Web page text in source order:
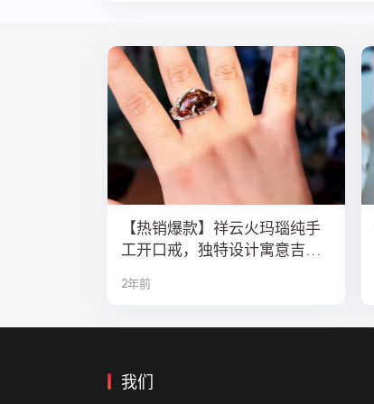
【热销爆款】祥云火玛瑙纯手
工开口戒，独特设计寓意吉
2年前
我们